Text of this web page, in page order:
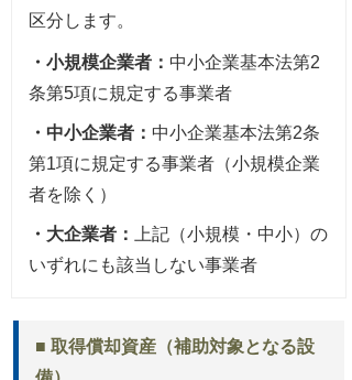
区分します。
・小規模企業者： 中小企業基本法第2
条第5項に規定する事業者
・中小企業者： 中小企業基本法第2条
第1項に規定する事業者（小規模企業
者を除く）
・大企業者：
上記（小規模・中小）の
いずれにも該当しない事業者
■ 取得償却資産（補助対象となる設